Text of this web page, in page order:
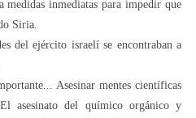
medidas inmediatas para impedir que
Siria.
del ejército israelí se encontraban a
Asesinar mentes científicas
asesinato del químico orgánico y